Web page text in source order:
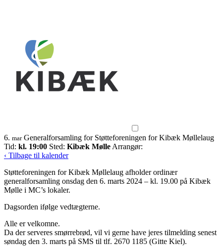
6. mar Generalforsamling for Støtteforeningen for Kibæk Møllelaug
Tid: kl. 19:00 Sted: Kibæk Mølle Arrangør:
‹ Tilbage til kalender
Støtteforeningen for Kibæk Møllelaug afholder ordinær
generalforsamling onsdag den 6. marts 2024 – kl. 19.00 på Kibæk
Mølle i MC’s lokaler.
Dagsorden ifølge vedtægterne.
Alle er velkomne.
Da der serveres smørrebrød, vil vi gerne have jeres tilmelding senest
søndag den 3. marts på SMS til tlf. 2670 1185 (Gitte Kiel).